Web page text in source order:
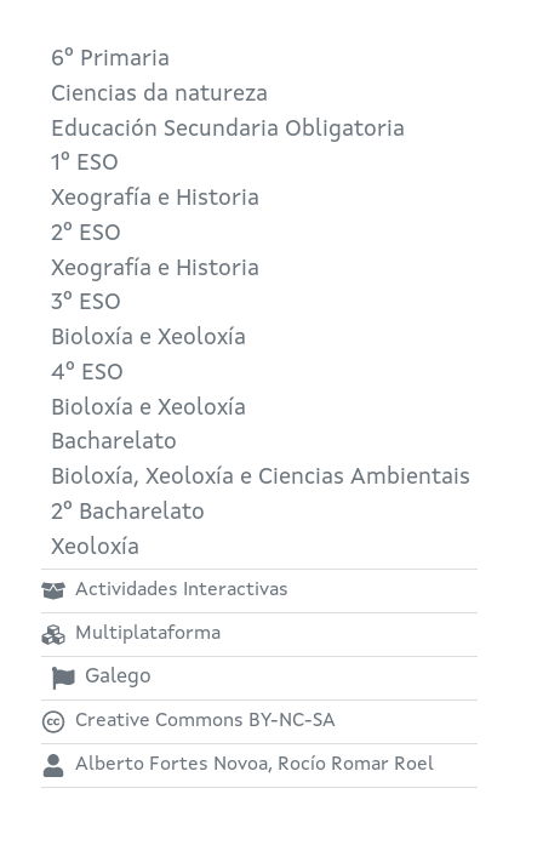
6º Primaria
Ciencias da natureza
Educación Secundaria Obligatoria
1º ESO
Xeografía e Historia
2º ESO
Xeografía e Historia
3º ESO
Bioloxía e Xeoloxía
4º ESO
Bioloxía e Xeoloxía
Bacharelato
Bioloxía, Xeoloxía e Ciencias Ambientais
2º Bacharelato
Xeoloxía
Actividades Interactivas
Multiplataforma
Galego
Creative Commons BY-NC-SA
Alberto Fortes Novoa, Rocío Romar Roel